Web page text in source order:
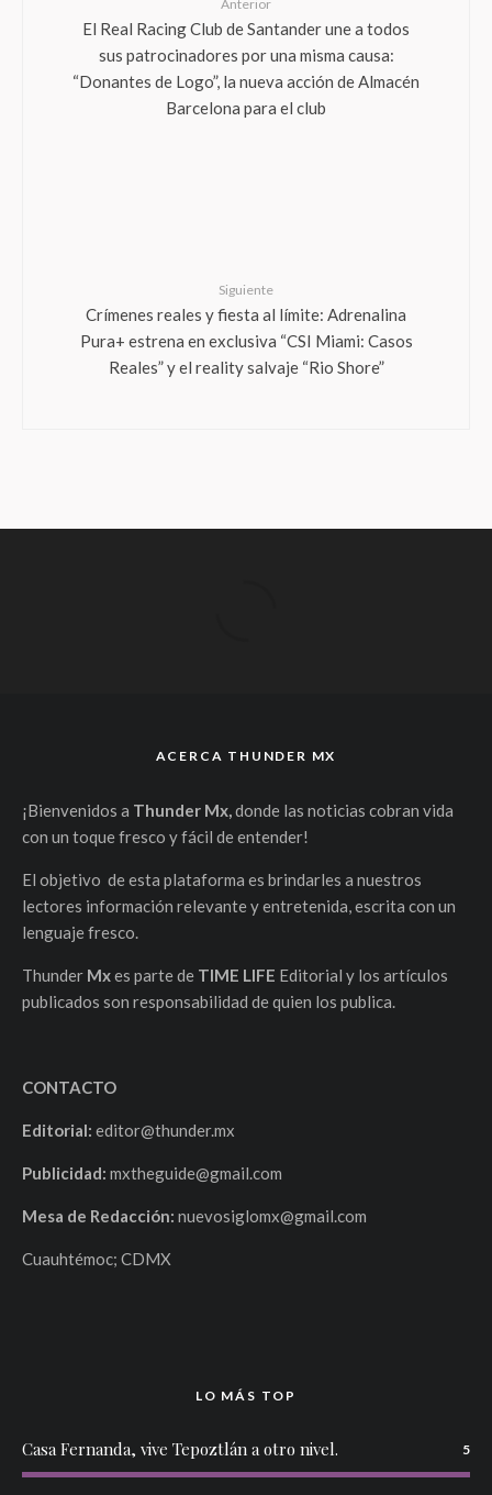
Anterior
El Real Racing Club de Santander une a todos
sus patrocinadores por una misma causa:
“Donantes de Logo”, la nueva acción de Almacén
Barcelona para el club
Siguiente
Crímenes reales y fiesta al límite: Adrenalina
Pura+ estrena en exclusiva “CSI Miami: Casos
Reales” y el reality salvaje “Rio Shore”
ACERCA THUNDER MX
¡Bienvenidos a Thunder Mx,donde las noticias cobran vida
con un toque fresco y fácil de entender!
El objetivo de esta plataforma es brindarles a nuestros
lectores información relevante y entretenida, escrita con un
lenguaje fresco.
Thunder Mxes parte de TIME LIFE Editorial y los artículos
publicados son responsabilidad de quien los publica.
CONTACTO
Editorial: editor@thunder.mx
Publicidad: mxtheguide@gmail.com
Mesa de Redacción: nuevosiglomx@gmail.com
Cuauhtémoc; CDMX
LO MÁS TOP
Casa Fernanda, vive Tepoztlán a otro nivel. 5